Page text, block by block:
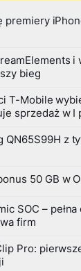
premiery
i
bieg
T-Mobile
sprzedaż w I
z
50 GB w
SOC – pełna
firm
Pro: